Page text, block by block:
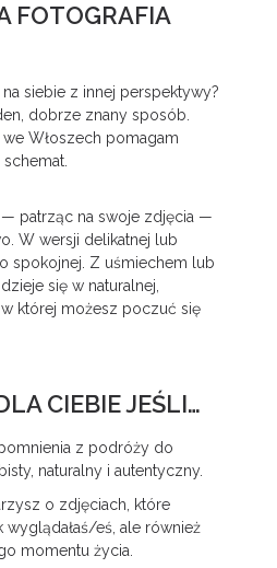
FOTOGRAFIA
siebie z innej perspektywy?
dobrze znany sposób.
Włoszech pomagam
patrząc na swoje zdjęcia —
W wersji delikatnej lub
spokojnej. Z uśmiechem lub
się w naturalnej,
której możesz poczuć się
CIEBIE JEŚLI…
z podróży do
naturalny i autentyczny.
o zdjęciach, które
wyglądałaś/eś, ale również
momentu życia.